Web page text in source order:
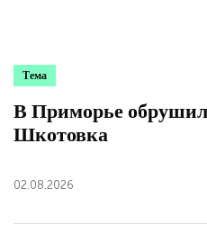
Тема
В Приморье
Шкотовка
02.08.2026